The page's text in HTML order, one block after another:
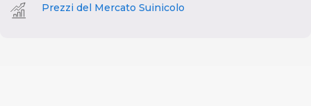
Prezzi del Mercato Suinicolo